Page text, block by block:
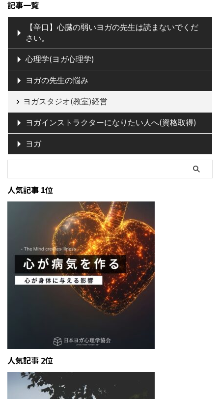
記事一覧
【辛口】心臓の弱いヨガの先生は読まないでくだ
さい。
心理学(ヨガ心理学)
ヨガの先生の悩み
ヨガスタジオ(教室)経営
ヨガインストラクターになりたい人へ(資格取得)
ヨガ
人気記事 1位
人気記事 2位